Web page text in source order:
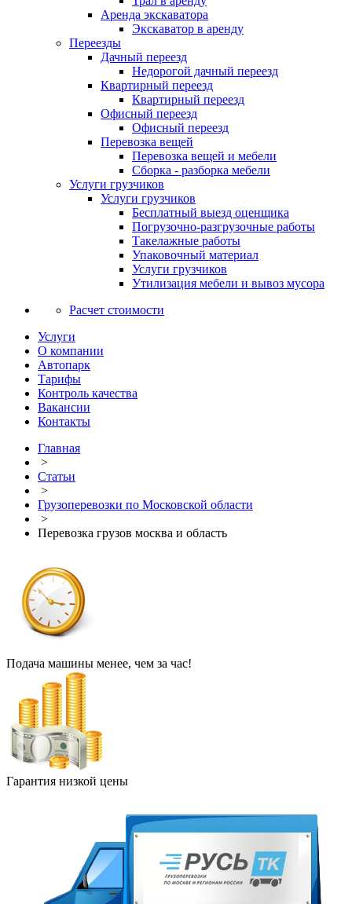
Аренда экскаватора
Экскаватор в аренду
Переезды
Дачный переезд
Недорогой дачный переезд
Квартирный переезд
Квартирный переезд
Офисный переезд
Офисный переезд
Перевозка вещей
Перевозка вещей и мебели
Сборка - разборка мебели
Услуги грузчиков
Услуги грузчиков
Бесплатный выезд оценщика
Погрузочно-разгрузочные работы
Такелажные работы
Упаковочный материал
Услуги грузчиков
Утилизация мебели и вывоз мусора
Расчет стоимости
Услуги
О компании
Автопарк
Тарифы
Контроль качества
Вакансии
Контакты
Главная
>
Статьи
>
Грузоперевозки по Московской области
>
Перевозка грузов москва и область
Подача машины менее, чем за час!
Гарантия низкой цены